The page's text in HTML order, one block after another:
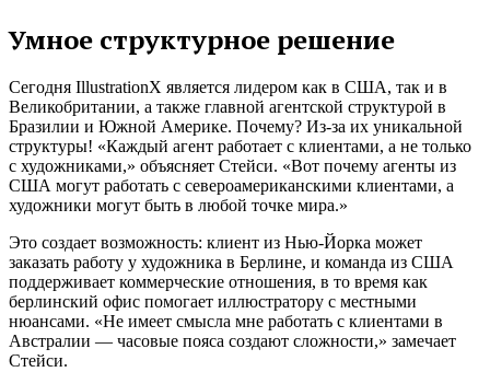
Умное структурное решение
Сегодня IllustrationX является лидером как в США, так и в
Великобритании, а также главной агентской структурой в
Бразилии и Южной Америке. Почему? Из-за их уникальной
структуры! «Каждый агент работает с клиентами, а не только
с художниками,» объясняет Стейси. «Вот почему агенты из
США могут работать с североамериканскими клиентами, а
художники могут быть в любой точке мира.»
Это создает возможность: клиент из Нью-Йорка может
заказать работу у художника в Берлине, и команда из США
поддерживает коммерческие отношения, в то время как
берлинский офис помогает иллюстратору с местными
нюансами. «Не имеет смысла мне работать с клиентами в
Австралии — часовые пояса создают сложности,» замечает
Стейси.